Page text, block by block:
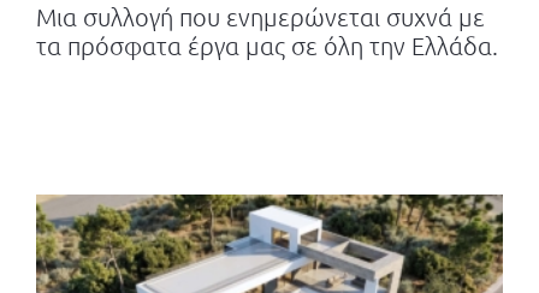
Μια συλλογή που ενημερώνεται συχνά με
τα πρόσφατα έργα μας σε όλη την Ελλάδα.